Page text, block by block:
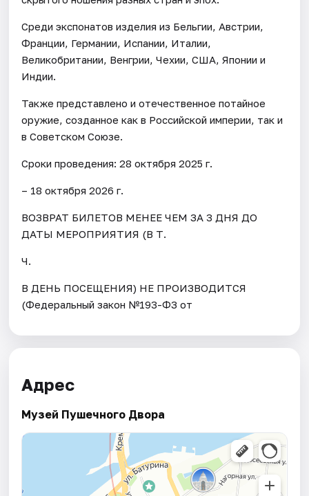
Среди экспонатов изделия из Бельгии, Австрии,
Франции, Германии, Испании, Италии,
Великобритании, Венгрии, Чехии, США, Японии и
Индии.
Также представлено и отечественное потайное
оружие, созданное как в Российской империи, так и
в Советском Союзе.
Сроки проведения: 28 октября 2025 г.
– 18 октября 2026 г.
ВОЗВРАТ БИЛЕТОВ МЕНЕЕ ЧЕМ ЗА 3 ДНЯ ДО
ДАТЫ МЕРОПРИЯТИЯ (В Т.
Ч.
В ДЕНЬ ПОСЕЩЕНИЯ) НЕ ПРОИЗВОДИТСЯ
(Федеральный закон №193-ФЗ от
Адрес
Музей Пушечного Двора